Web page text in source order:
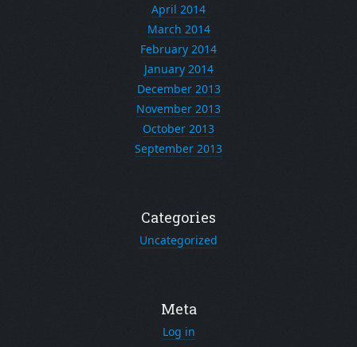
April 2014
March 2014
February 2014
January 2014
December 2013
November 2013
October 2013
September 2013
Categories
Uncategorized
Meta
Log in